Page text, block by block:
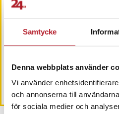
Samtycke
Denna webbplats använder
Vi använder
och annonserna till
för sociala medier och
Kamouflagenät 2x5 m
grön brun – camouflage
nät / jaktkamouflage /
149 krTidigare pris:219 kr
I lager, levereras inom 1-2 vardagar
Köp